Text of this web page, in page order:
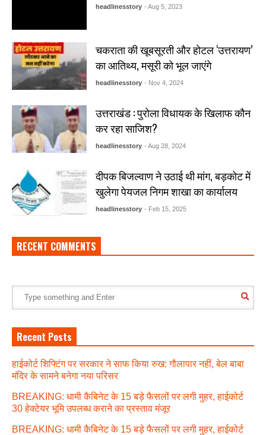
headlinesstory - Aug 5, 2023
चकराता की खूबसूरती और होटल ‘उत्तरायण’
का आतिथ्य, मसूरी को भूल जाएंगे
headlinesstory - Nov 4, 2024
उत्तराखंड : पुरोला विधायक के खिलाफ कौन
कर रहा साजिश?
headlinesstory - Aug 28, 2024
दीपक बिजल्वाण ने उठाई थी मांग, बड़कोट में
खुलेगा पेयजल निगम शाखा का कार्यालय
headlinesstory - Feb 15, 2025
RECENT COMMENTS
Recent Posts
हाईकोर्ट शिफ्टिंग पर सरकार ने साफ किया रुख: गौलापार नहीं, बेल बाबा
मंदिर के सामने बनेगा नया परिसर
BREAKING: धामी कैबिनेट के 15 बड़े फैसलों पर लगी मुहर, हाईकोर्ट
30 हेक्टेयर भूमि उपलब्ध कराने का प्रस्ताव मंजूर
BREAKING: धामी कैबिनेट के 15 बड़े फैसलों पर लगी मुहर, हाईकोर्ट